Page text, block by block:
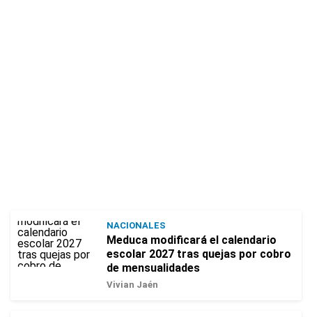
NACIONALES
Meduca modificará el calendario
escolar 2027 tras quejas por cobro
de mensualidades
Vivian Jaén